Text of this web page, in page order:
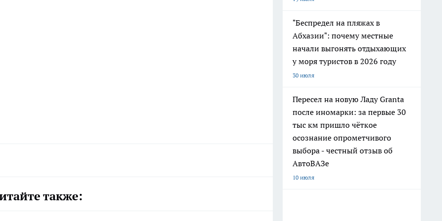
также:
"Беспредел на пляжах в
Абхазии": почему местные
начали выгонять отдыхающих
у моря туристов в 2026 году
30 июля
Пересел на новую Ладу Granta
после иномарки: за первые 30
тыс км пришло чёткое
осознание опрометчивого
выбора - честный отзыв об
АвтоВАЗе
10 июля